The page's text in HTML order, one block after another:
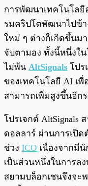
การพัฒนาเทคโนโลยี
รมคริปโตพัฒนาไปข้า
ใหม่ ๆ ต่างก็เกิดขึ้นม
จับตามอง ทั้งนี้หนึ่งใน
ไม่พ้น AltSignals โปร
ของเทคโนโลยี AI เ
สามารถเพิ่มสูงขึ้นอีก
โปรเจกต์ AltSignals
ดอลลาร์ ผ่านการเปิด
ช่วง ICO เนื่องจากมี
เป็นส่วนหนึ่งในการล
สยามบล็อกเชนจึงจะ